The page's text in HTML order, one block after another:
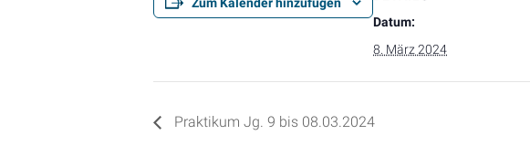
Datum:
8. März 2024
Praktikum Jg. 9 bis 08.03.2024